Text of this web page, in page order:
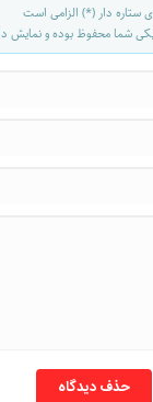
ستاره دار (*) الزامی است
شما محفوظ بوده و نمایش
حذف دیدگاه